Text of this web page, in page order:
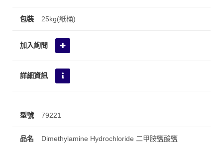
25kg(紙桶)
79221
Dimethylamine Hydrochloride 二甲胺鹽酸鹽